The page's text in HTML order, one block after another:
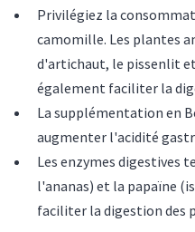
Privilégiez la
camomille. Les plantes
d'artichaut, le pissenlit
également faciliter la
La supplémentation en
augmenter l'acidité
Les enzymes digestives
l'ananas) et la papaïne
faciliter la digestion des